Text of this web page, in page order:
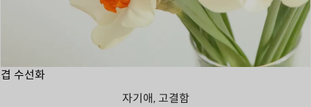
겹 수선화
자기애, 고결함